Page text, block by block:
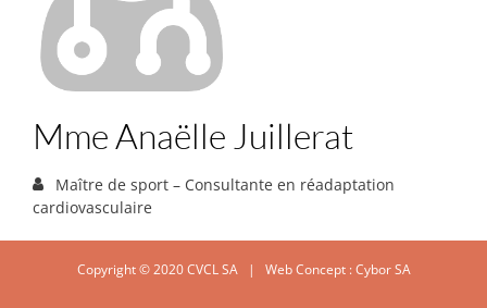
Mme Anaëlle Juillerat
Maître de sport – Consultante en réadaptation
cardiovasculaire
Copyright © 2020 CVCL SA | Web Concept :Cybor SA